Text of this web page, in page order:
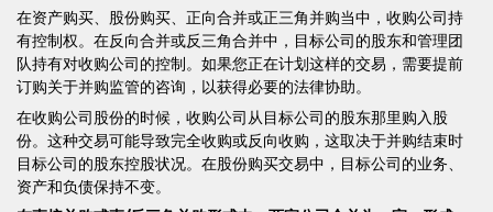
在资产购买、股份购买、正向合并或正三角并购当中，收购公司持
有控制权。在反向合并或反三角合并中，目标公司的股东和管理团
队持有对收购公司的控制。如果您正在计划这样的交易，需要提前
订购关于并购监管的咨询，以获得必要的法律协助。
在收购公司股份的时候，收购公司从目标公司的股东那里购入股
份。这种交易可能导致完全收购或反向收购，这取决于并购结束时
目标公司的股东控股状况。在股份购买交易中，目标公司的业务、
资产和负债保持不变。